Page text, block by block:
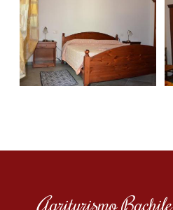
Agriturismo